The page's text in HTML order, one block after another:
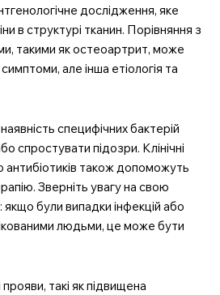
дослідження, яке
в структурі тканин. Порівняння з
такими як остеоартрит, може
але інша етіологія та
специфічних бактерій
спростувати підозри. Клінічні
антибіотиків також допоможуть
Зверніть увагу на свою
були випадки інфекцій або
людьми, це може бути
такі як підвищена